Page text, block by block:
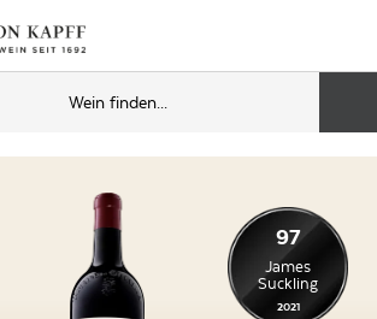
97
James
Suckling
2021